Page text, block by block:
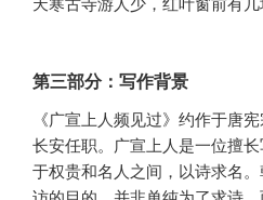
天寒古寺游人少，红叶窗前有几
第三部分：写作背景
《广宣上人频见过》约作于唐
长安任职。广宣上人是一位擅
于权贵和名人之间，以诗求名